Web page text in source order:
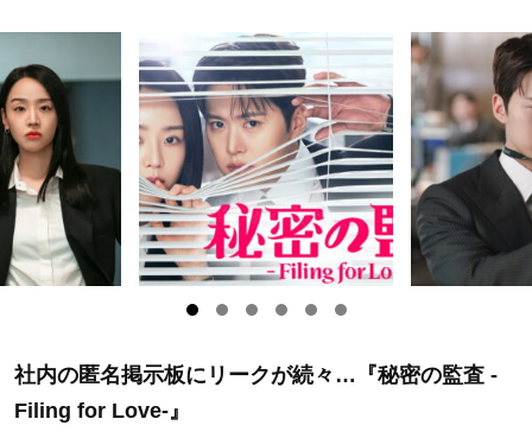
社内の匿名掲示板にリークが続々…『秘密の監査 -
Filing for Love-』